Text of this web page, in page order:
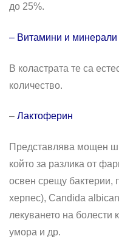
до 25%.
– Витамини и минерали
В коластрата те са
количество.
– Лактоферин
Представлява мощен
който за разлика от
освен срещу
херпес), Сandida
лекуването на болести
умора и др.